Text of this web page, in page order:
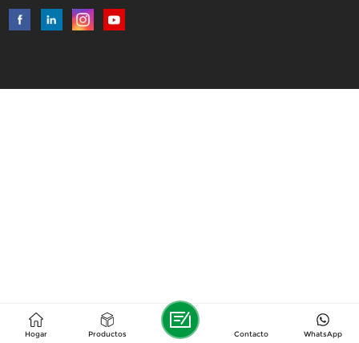
Hogar Productos WhatsApp
Contacto